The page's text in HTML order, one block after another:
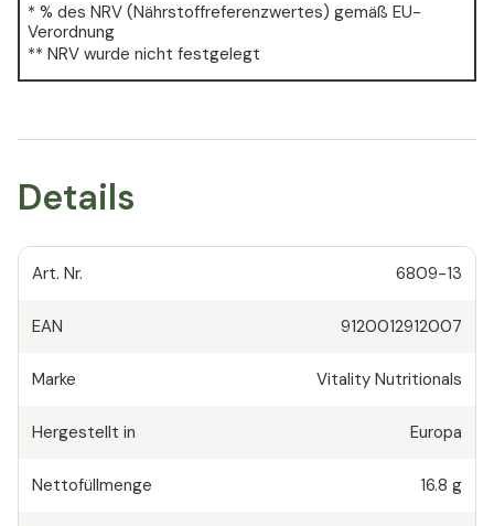
* % des NRV (Nährstoffreferenzwertes) gemäß EU-
Verordnung
** NRV wurde nicht festgelegt
Details
Art. Nr. 6809-13
EAN 9120012912007
Marke Vitality Nutritionals
Hergestellt in Europa
Nettofüllmenge 16.8 g